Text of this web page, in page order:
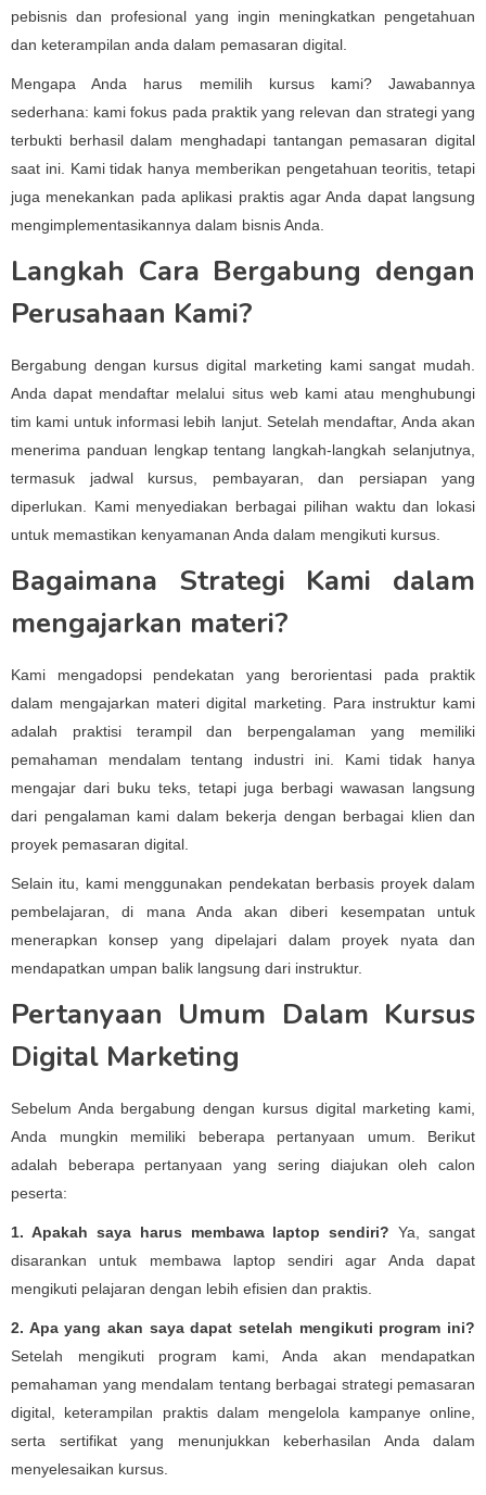
pebisnis dan profesional yang ingin meningkatkan pengetahuan
dan keterampilan anda dalam pemasaran digital.
Mengapa Anda harus memilih kursus kami? Jawabannya
sederhana: kami fokus pada praktik yang relevan dan strategi yang
terbukti berhasil dalam menghadapi tantangan pemasaran digital
saat ini. Kami tidak hanya memberikan pengetahuan teoritis, tetapi
juga menekankan pada aplikasi praktis agar Anda dapat langsung
mengimplementasikannya dalam bisnis Anda.
Langkah Cara Bergabung dengan
Perusahaan Kami?
Bergabung dengan kursus digital marketing kami sangat mudah.
Anda dapat mendaftar melalui situs web kami atau menghubungi
tim kami untuk informasi lebih lanjut. Setelah mendaftar, Anda akan
menerima panduan lengkap tentang langkah-langkah selanjutnya,
termasuk jadwal kursus, pembayaran, dan persiapan yang
diperlukan. Kami menyediakan berbagai pilihan waktu dan lokasi
untuk memastikan kenyamanan Anda dalam mengikuti kursus.
Bagaimana Strategi Kami dalam
mengajarkan materi?
Kami mengadopsi pendekatan yang berorientasi pada praktik
dalam mengajarkan materi digital marketing. Para instruktur kami
adalah praktisi terampil dan berpengalaman yang memiliki
pemahaman mendalam tentang industri ini. Kami tidak hanya
mengajar dari buku teks, tetapi juga berbagi wawasan langsung
dari pengalaman kami dalam bekerja dengan berbagai klien dan
proyek pemasaran digital.
Selain itu, kami menggunakan pendekatan berbasis proyek dalam
pembelajaran, di mana Anda akan diberi kesempatan untuk
menerapkan konsep yang dipelajari dalam proyek nyata dan
mendapatkan umpan balik langsung dari instruktur.
Pertanyaan Umum Dalam Kursus
Digital Marketing
Sebelum Anda bergabung dengan kursus digital marketing kami,
Anda mungkin memiliki beberapa pertanyaan umum. Berikut
adalah beberapa pertanyaan yang sering diajukan oleh calon
peserta:
1. Apakah saya harus membawa laptop sendiri? Ya, sangat
disarankan untuk membawa laptop sendiri agar Anda dapat
mengikuti pelajaran dengan lebih efisien dan praktis.
2. Apa yang akan saya dapat setelah mengikuti program ini?
Setelah mengikuti program kami, Anda akan mendapatkan
pemahaman yang mendalam tentang berbagai strategi pemasaran
digital, keterampilan praktis dalam mengelola kampanye online,
serta sertifikat yang menunjukkan keberhasilan Anda dalam
menyelesaikan kursus.